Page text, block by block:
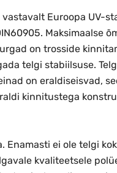
Euroopa UV-
Maksimaalse
on trosside
telgi stabiilsuse.
on eraldiseisvad,
kinnitustega
ei ole telgi
kvaliteetsele